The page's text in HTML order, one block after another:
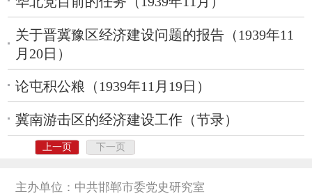
关于晋冀豫区经济建设问题的报告（1939年11
月20日）
论屯积公粮（1939年11月19日）
冀南游击区的经济建设工作（节录）
上一页 下一页
主办单位：中共邯郸市委党史研究室